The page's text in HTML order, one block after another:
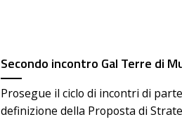
Secondo incontro Gal Terre di
Prosegue il ciclo di incontri di
definizione della Proposta di